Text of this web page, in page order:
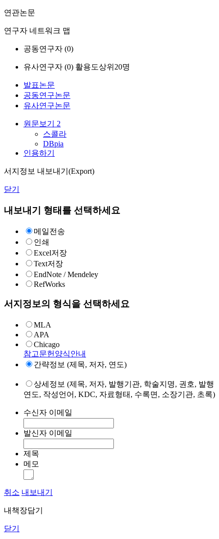
연관논문
연구자 네트워크 맵
공동연구자 (0)
유사연구자 (0) 활용도상위20명
발표논문
공동연구논문
유사연구논문
원문보기 2
스콜라
DBpia
인용하기
서지정보 내보내기(Export)
닫기
내보내기 형태를 선택하세요
메일전송
인쇄
Excel저장
Text저장
EndNote / Mendeley
RefWorks
서지정보의 형식을 선택하세요
MLA
APA
Chicago
참고문헌양식안내
간략정보 (제목, 저자, 연도)
상세정보 (제목, 저자, 발행기관, 학술지명, 권호, 발행
연도, 작성언어, KDC, 자료형태, 수록면, 소장기관, 초록)
수신자 이메일
발신자 이메일
제목
메모
취소 내보내기
내책장담기
닫기